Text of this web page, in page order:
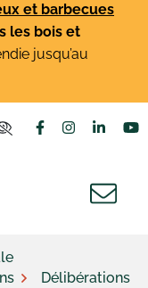
et barbecues
les bois et
jusqu’au
Lien vers le
Lien vers
Lien
Délibérations